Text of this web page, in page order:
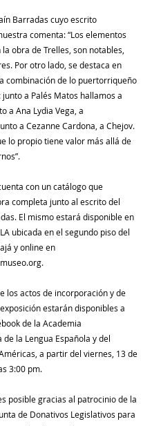
Barradas cuyo escrito
comenta: “Los elementos
obra de Trelles, son notables,
Por otro lado, se destaca en
combinación de lo puertorriqueño
a Palés Matos hallamos a
a Ana Lydia Vega, a
a Cezanne Cardona, a Chejov.
lo propio tiene valor más allá de
con un catálogo que
completa junto al escrito del
El mismo estará disponible en
ubicada en el segundo piso del
y online en
los actos de incorporación y de
estarán disponibles a
de la Academia
la Lengua Española y del
a partir del viernes, 13 de
3:00 pm.
posible gracias al patrocinio de la
de Donativos Legislativos para